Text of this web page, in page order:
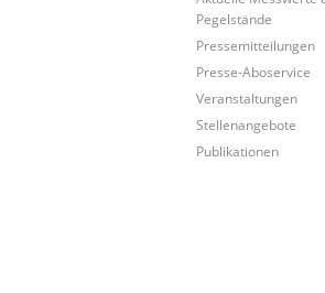
Pegelstände
Pressemitteilungen
Presse-Aboservice
Veranstaltungen
Stellenangebote
Publikationen